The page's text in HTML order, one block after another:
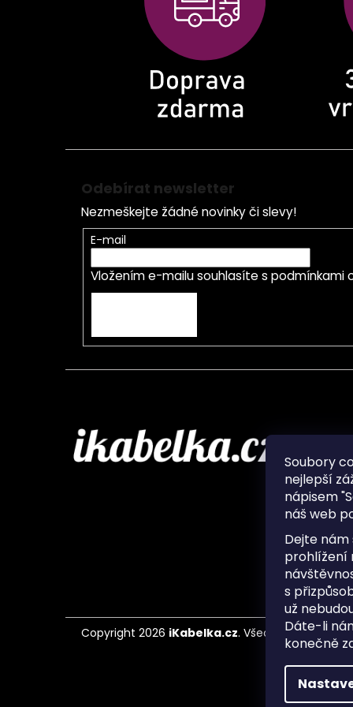
Soubory
nejlepší
nápisem
náš web
Dejte
prohlížení
s
už
Dáte-li
konečně
Odebírat newsletter
Nezmeškejte žádné novinky či slevy!
E-mail
Vložením e-mailu souhlasíte s podmínkami
O nás
Často
Copyright 2026 iKabelka.cz. Všechna práva